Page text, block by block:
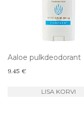
Aaloe pulkdeodorant
9.45 €
LISA KORVI